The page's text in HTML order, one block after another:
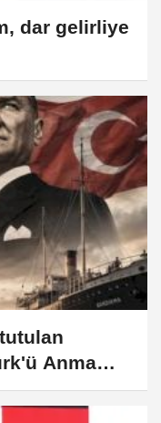
dar gelirliye
tutulan
Anma
kutlu